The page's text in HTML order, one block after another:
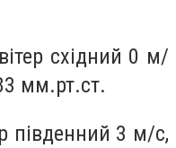
східний 0 м/
мм.рт.ст.
південний 3 м/с,